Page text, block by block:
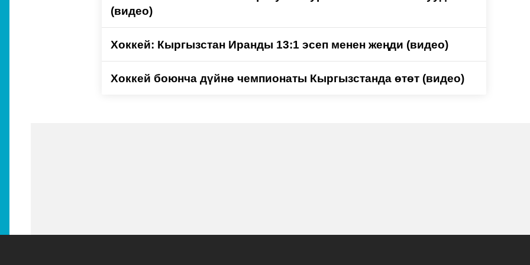
(видео)
Хоккей: Кыргызстан Иранды 13:1 эсеп менен жеңди (видео)
Хоккей боюнча дүйнө чемпионаты Кыргызстанда өтөт (видео)